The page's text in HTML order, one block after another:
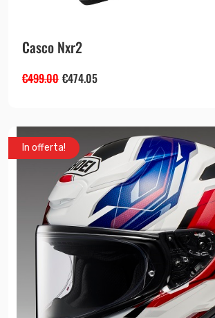
Casco Nxr2
€499.00 €474.05
In offerta!